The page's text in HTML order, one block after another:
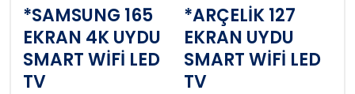
*SAMSUNG 165
EKRAN 4K UYDU
SMART WİFİ LED
TV
*ARÇELİK 127
EKRAN UYDU
SMART WİFİ LED
TV